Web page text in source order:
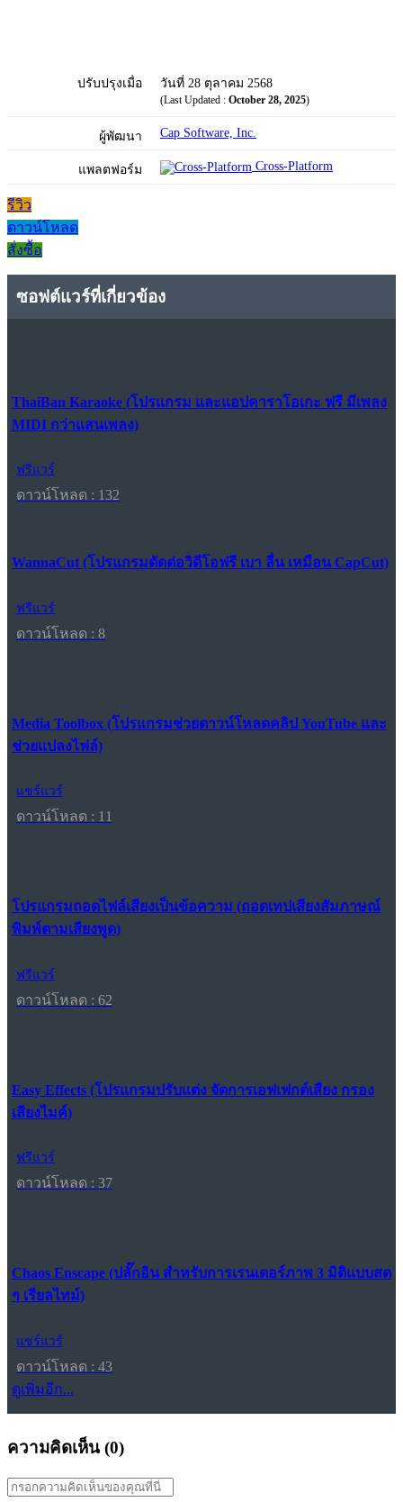
ปรับปรุงเมื่อ วันที่ 28 ตุลาคม 2568
(Last Updated : October 28, 2025)
ผู้พัฒนา Cap Software, Inc.
แพลตฟอร์ม Cross-Platform
รีวิว
ดาวน์โหลด
สั่งซื้อ
ซอฟต์แวร์ที่เกี่ยวข้อง
ThaiBan Karaoke (โปรแกรม และแอปคาราโอเกะ ฟรี มีเพลง
MIDI กว่าแสนเพลง)
ฟรีแวร์
ดาวน์โหลด : 132
WannaCut (โปรแกรมตัดต่อวิดีโอฟรี เบา ลื่น เหมือน CapCut)
ฟรีแวร์
ดาวน์โหลด : 8
Media Toolbox (โปรแกรมช่วยดาวน์โหลดคลิป YouTube และ
ช่วยแปลงไฟล์)
แชร์แวร์
ดาวน์โหลด : 11
โปรแกรมถอดไฟล์เสียงเป็นข้อความ (ถอดเทปเสียงสัมภาษณ์
พิมพ์ตามเสียงพูด)
ฟรีแวร์
ดาวน์โหลด : 62
Easy Effects (โปรแกรมปรับแต่ง จัดการเอฟเฟกต์เสียง กรอง
เสียงไมค์)
ฟรีแวร์
ดาวน์โหลด : 37
Chaos Enscape (ปลั๊กอิน สำหรับการเรนเดอร์ภาพ 3 มิติแบบสด
ๆ เรียลไทม์)
แชร์แวร์
ดาวน์โหลด : 43
ดูเพิ่มอีก...
ความคิดเห็น (0)